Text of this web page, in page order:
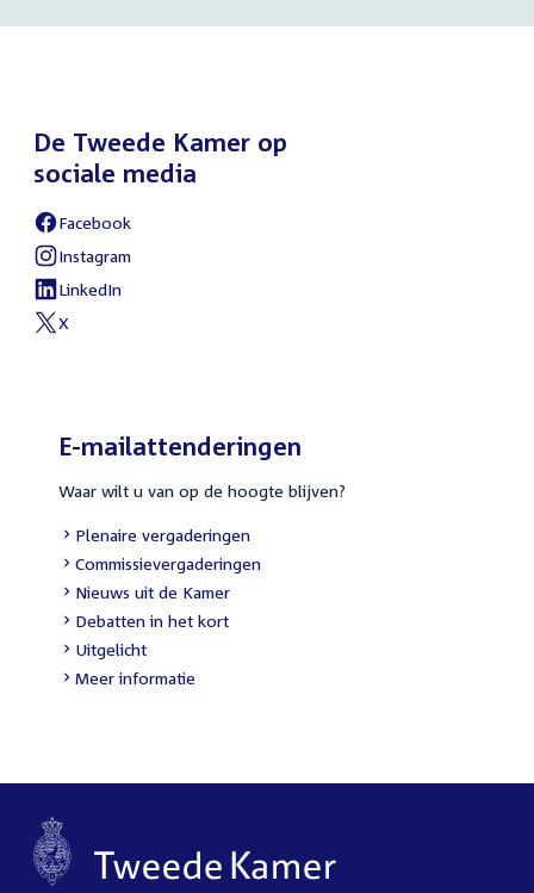
De Tweede Kamer op
sociale media
External
link:
Facebook
External
link:
Instagram
External
link:
LinkedIn
External
X
E-mailattenderingen
Waar wilt u van op de hoogte blijven?
External
link:
Plenaire vergaderingen
External
link:
Commissievergaderingen
External
link:
Nieuws uit de Kamer
External
link:
Debatten in het kort
External
link:
Uitgelicht
Meer informatie